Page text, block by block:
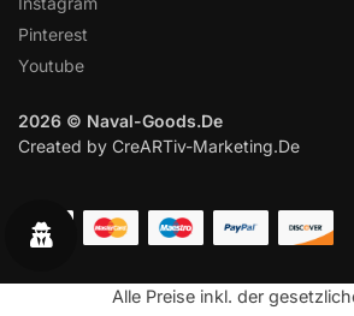
Pinterest
Youtube
2026 © Naval-Goods.De
Created by CreARTiv-Marketing.De
Alle Preise inkl. der